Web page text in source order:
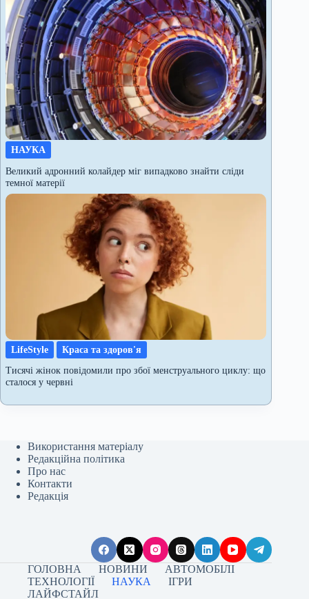
НАУКА
Великий адронний колайдер міг випадково знайти сліди
темної матерії
LifeStyle
Краса та здоров'я
Тисячі жінок повідомили про збої менструального циклу: що
сталося у червні
Використання матеріалу
Редакційна політика
Про нас
Контакти
Редакція
ГОЛОВНА НОВИНИ
АВТОМОБІЛІ
ТЕХНОЛОГІЇ
НАУКА
ІГРИ
ЛАЙФСТАЙЛ